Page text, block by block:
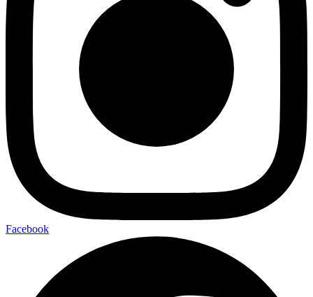
Facebook